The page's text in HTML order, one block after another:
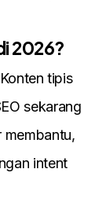
2026?
tipis
sekarang
membantu,
intent